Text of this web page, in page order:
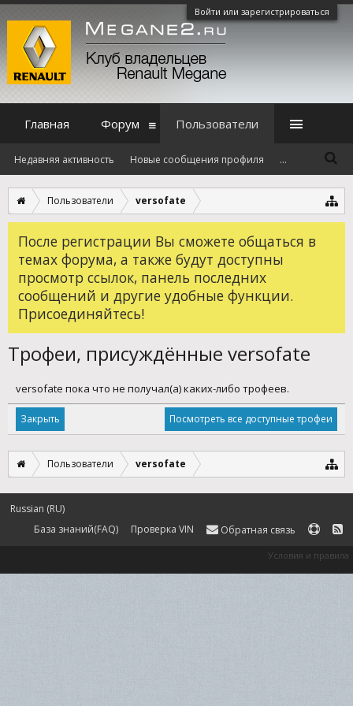
Войти или зарегистрироваться
Пользователи versofate
После регистрации Вы сможете общаться в
темах форума, а также будут доступны
просмотр ссылок, панель последних
сообщений и другие удобные функции.
Присоединяйтесь!
Трофеи, присуждённые versofate
versofate пока что не получал(а) каких-либо трофеев.
Посмотреть все доступные трофеи
Пользователи versofate
Главная Форум Пользователи
Недавняя активность Новые сообщения профиля ...
Russian (RU)
База знаний(FAQ)
Проверка VIN Обратная связь
Условия и правила